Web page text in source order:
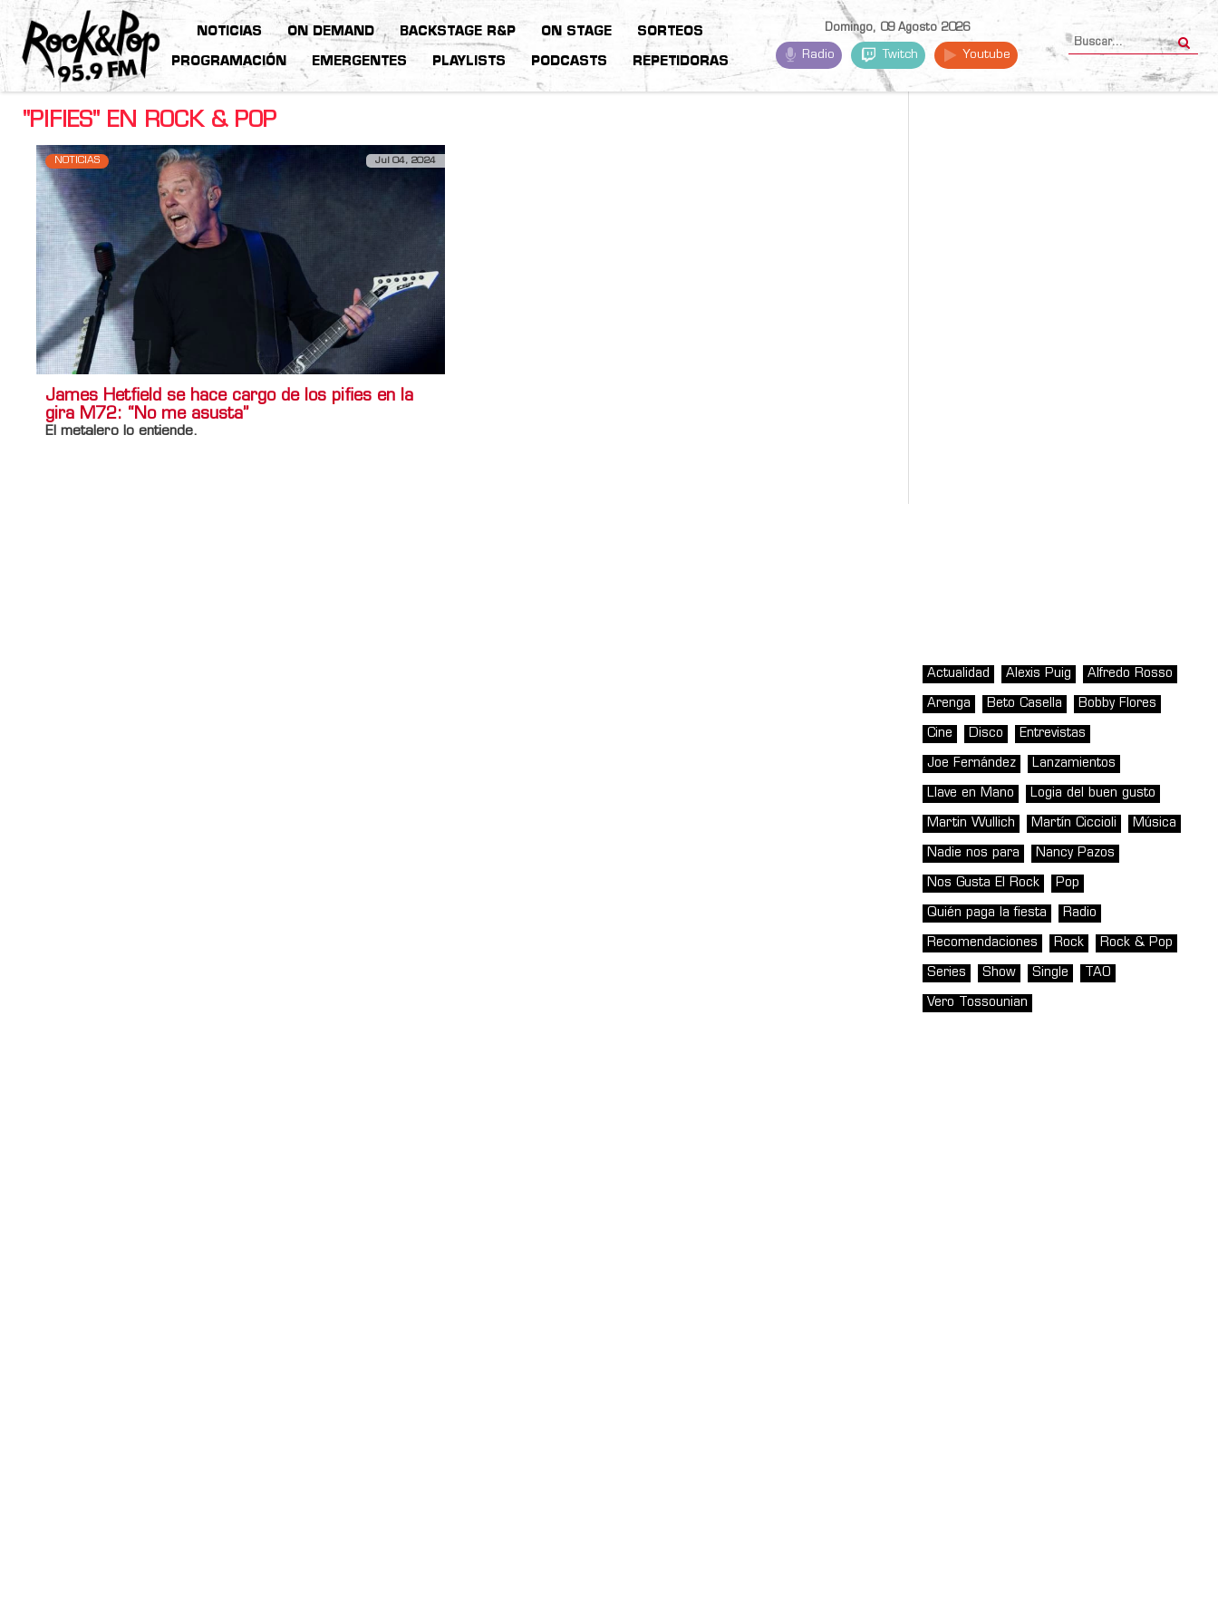
NOTICIAS ON DEMAND BACKSTAGE R&P ON STAGE SORTEOS
PROGRAMACIÓN EMERGENTES PLAYLISTS PODCASTS REPETIDORAS
Domingo, 09 Agosto 2026
Radio Twitch Youtube
"PIFIES" EN ROCK & POP
NOTICIAS Jul 04, 2024
James Hetfield se hace cargo de los pifies en la
gira M72: “No me asusta”
El metalero lo entiende.
Actualidad Alexis Puig Alfredo Rosso
Arenga Beto Casella Bobby Flores
Cine Disco Entrevistas
Joe Fernández Lanzamientos
Llave en Mano Logia del buen gusto
Martin Wullich Martín Ciccioli Música
Nadie nos para Nancy Pazos
Nos Gusta El Rock Pop
Quién paga la fiesta Radio
Recomendaciones Rock Rock & Pop
Series Show Single TAO
Vero Tossounian